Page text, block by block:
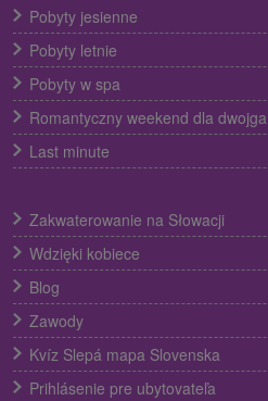
Pobyty jesienne
Pobyty letnie
Pobyty w spa
Romantyczny weekend dla dwojga
Last minute
Zakwaterowanie na Słowacji
Wdzięki kobiece
Blog
Zawody
Kvíz Slepá mapa Slovenska
Prihlásenie pre ubytovateľa